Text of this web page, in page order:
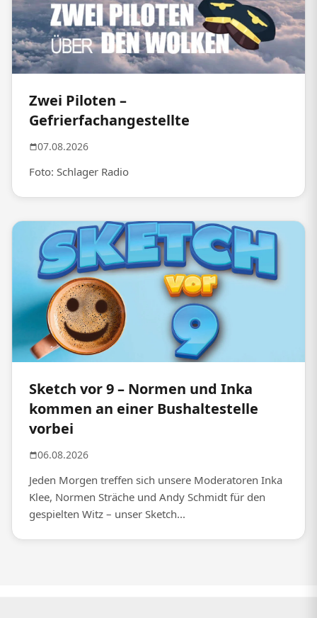
Zwei Piloten –
Gefrierfachangestellte
07.08.2026
Foto: Schlager Radio
Sketch vor 9 – Normen und Inka
kommen an einer Bushaltestelle
vorbei
06.08.2026
Jeden Morgen treffen sich unsere Moderatoren Inka
Klee, Normen Sträche und Andy Schmidt für den
gespielten Witz – unser Sketch...